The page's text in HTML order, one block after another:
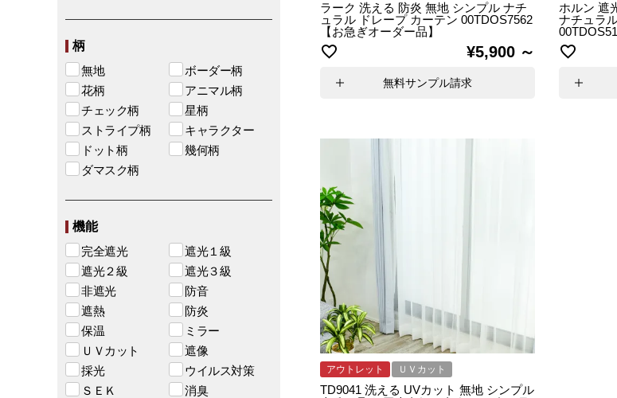
柄
無地
ボーダー柄
花柄
アニマル柄
チェック柄
星柄
ストライプ柄
キャラクター
ドット柄
幾何柄
ダマスク柄
機能
完全遮光
遮光１級
遮光２級
遮光３級
非遮光
防音
遮熱
防炎
保温
ミラー
ＵＶカット
遮像
採光
ウイルス対策
ＳＥＫ
消臭
ラーク 洗える 防炎 無地 シンプル ナチ
ュラル ドレープ カーテン 00TDOS7562
【お急ぎオーダー品】
¥5,900
無料サンプル請求
ホルン 遮
ナチュラ
アウトレット ＵＶカット
TD9041 洗える UVカット 無地 シンプル